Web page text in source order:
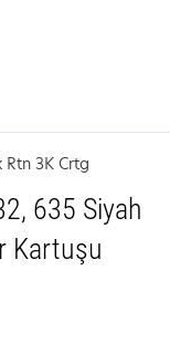
Rtn 3K Crtg
635 Siyah
Kartuşu